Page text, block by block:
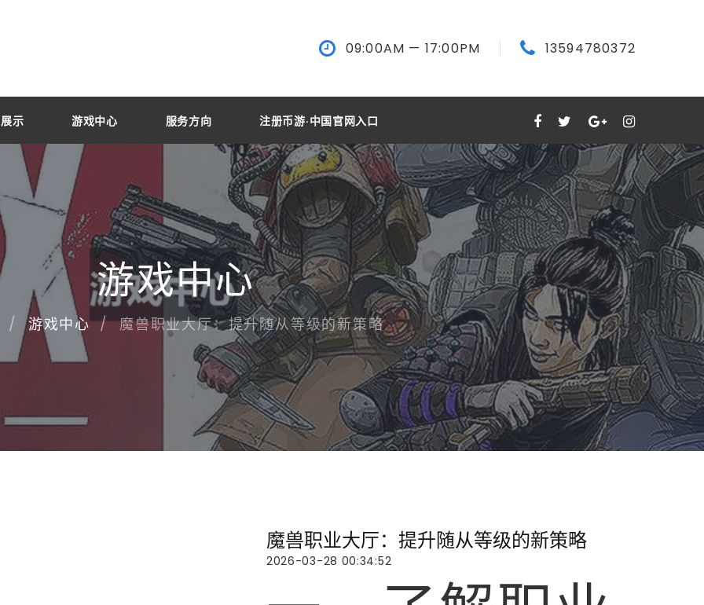
09:00AM — 17:00PM 13594780372
示 游戏中心 服务方向 注册币游·中国官网入口
游戏中心
游戏中心 魔兽职业大厅：提升随从等级的新策略
魔兽职业大厅：提升随从等级的新策略
2026-03-28 00:34:52